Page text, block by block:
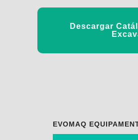
Descargar
EVOMAQ